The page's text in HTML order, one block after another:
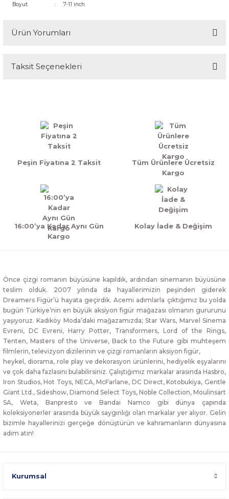
Boyut : 7-11 inch
Ürün Yorumları
Bu ürüne ilk yorumu siz yapın!
Taksit Seçenekleri
Peşin Fiyatına 2 Taksit
Tüm Ürünlere Ücretsiz
Kargo
16:00’ya Kadar Aynı Gün
Kargo
Kolay İade & Değişim
Önce çizgi romanın büyüsüne kapıldık, ardından sinemanın büyüsüne
teslim olduk. 2007 yılında da hayallerimizin peşinden giderek
Dreamers Figür’ü hayata geçirdik. Acemi adımlarla çıktığımız bu yolda
bugün Türkiye’nin en büyük aksiyon figür mağazası olmanın gururunu
yaşıyoruz. Kadıköy Moda’daki mağazamızda; Star Wars, Marvel Sinema
Evreni, DC Evreni, Harry Potter, Transformers, Lord of the Rings,
Tenten, Masters of the Universe, Back to the Future gibi muhteşem
filmlerin, televizyon dizilerinin ve çizgi romanların aksiyon figür,
heykel, diorama, role play ve dekorasyon ürünlerini, hediyelik eşyalarını
ve çok daha fazlasını bulabilirsiniz. Çalıştığımız markalar arasında Hasbro,
Iron Studios, Hot Toys, NECA, McFarlane, DC Direct, Kotobukiya, Gentle
Giant Ltd., Sideshow, Diamond Select Toys, Noble Collection, Moulinsart
SA, Weta, Banpresto ve Bandai Namco gibi dünya çapında
koleksiyonerler arasında büyük saygınlığı olan markalar yer alıyor. Gelin
bizimle hayallerinizi gerçeğe dönüştürün ve kahramanların dünyasına
adım atın!
Kurumsal